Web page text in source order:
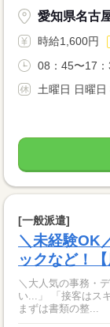
愛知県名古
時給1,600円
08：45〜17
土曜日 日曜日
[一般派遣]
＼未経験OK
ックなど！【
＼大人気の事務・データ入力な
い...」 「接客はス
まずは書類の整...